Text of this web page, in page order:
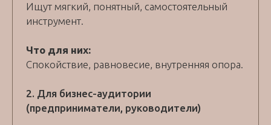
Ищут мягкий, понятный, самостоятельный
инструмент.
Что для них:
Спокойствие, равновесие, внутренняя опора.
2. Для бизнес-аудитории
(предприниматели, руководители)